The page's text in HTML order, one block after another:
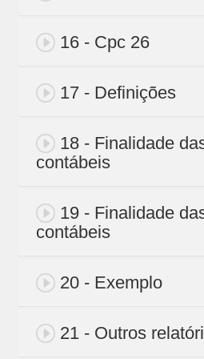
16 - Cpc 26
17 - Definições
18 - Finalidade
contábeis
19 - Finalidade
contábeis
20 - Exemplo
21 - Outros